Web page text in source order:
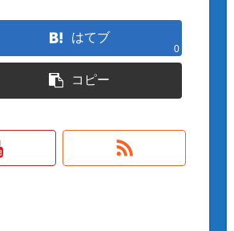
はてブ
0
コピー